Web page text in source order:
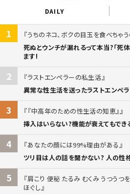
DAILY
1
うちのネコ、ボクの目玉を食べちゃ
死ぬとウンチが漏れるって本当?「死
ます!
2
ラストエンペラーの私生活
異常な性生活を送ったラストエンペ
3
『中高年のための性生活の知恵』
挿入はいらない?機能が衰えてもで
4
あなたの顔には99%理由がある
ツリ目は人の話を聞かない? 人の性
5
肩こり 便秘 たるみ むくみ うつうつ
ほぐし